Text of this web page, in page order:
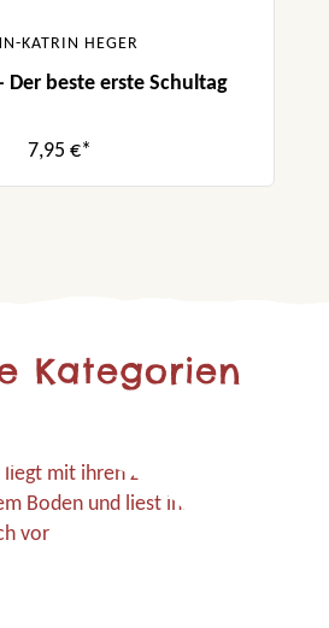
KATRIN HEGER
Der beste erste Schultag
7,95 €*
Kategorien